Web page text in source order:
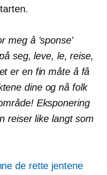
meg å 'sponse'
seg, leve, le, reise,
er en fin måte å få
dine og nå folk
Eksponering
reiser like langt som
de rette jentene